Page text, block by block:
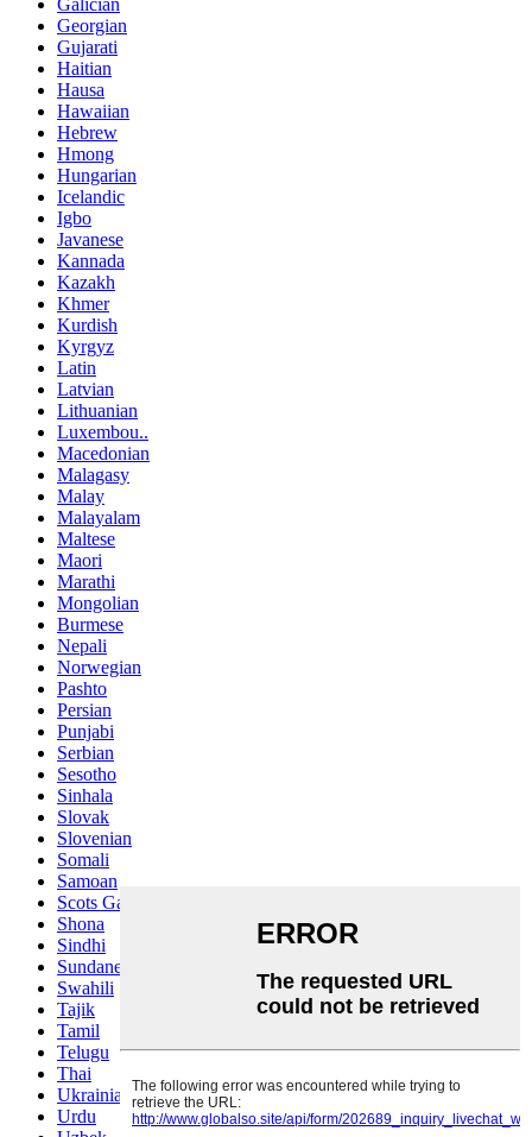
Galician
Georgian
Gujarati
Haitian
Hausa
Hawaiian
Hebrew
Hmong
Hungarian
Icelandic
Igbo
Javanese
Kannada
Kazakh
Khmer
Kurdish
Kyrgyz
Latin
Latvian
Lithuanian
Luxembou..
Macedonian
Malagasy
Malay
Malayalam
Maltese
Maori
Marathi
Mongolian
Burmese
Nepali
Norwegian
Pashto
Persian
Punjabi
Serbian
Sesotho
Sinhala
Slovak
Slovenian
Somali
Samoan
Scots Gaelic
Shona
Sindhi
Sundanese
Swahili
Tajik
Tamil
Telugu
Thai
Ukrainian
Urdu